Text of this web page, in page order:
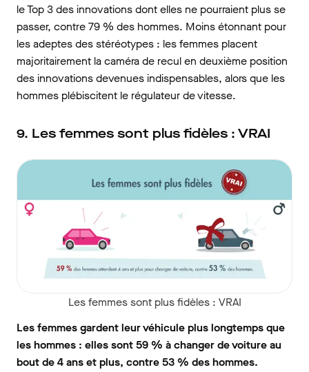
le Top 3 des innovations dont elles ne pourraient plus se
passer, contre 79 % des hommes. Moins étonnant pour
les adeptes des stéréotypes : les femmes placent
majoritairement la caméra de recul en deuxième position
des innovations devenues indispensables, alors que les
hommes plébiscitent le régulateur de vitesse.
9. Les femmes sont plus fidèles : VRAI
Les femmes sont plus fidèles : VRAI
Les femmes gardent leur véhicule plus longtemps que
les hommes : elles sont 59 % à changer de voiture au
bout de 4 ans et plus, contre 53 % des hommes.